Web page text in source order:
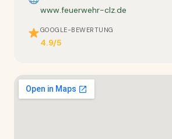
www.feuerwehr-clz.de
GOOGLE-BEWERTUNG
4.9/5